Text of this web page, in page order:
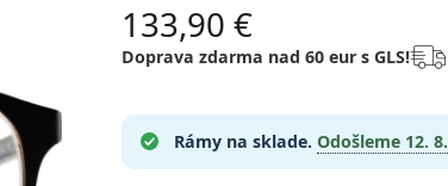
133,90 €
Doprava zdarma nad 60 eur s GLS!
Rámy na sklade. Odošleme 12. 8.